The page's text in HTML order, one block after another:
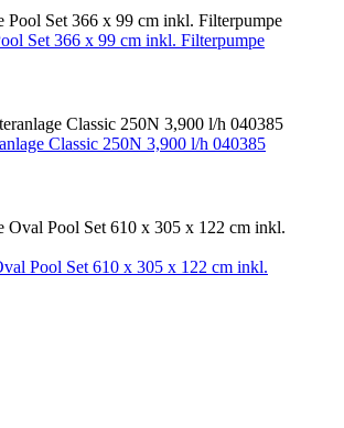
Set 366 x 99 cm inkl. Filterpumpe
Classic 250N 3,900 l/h 040385
Pool Set 610 x 305 x 122 cm inkl.